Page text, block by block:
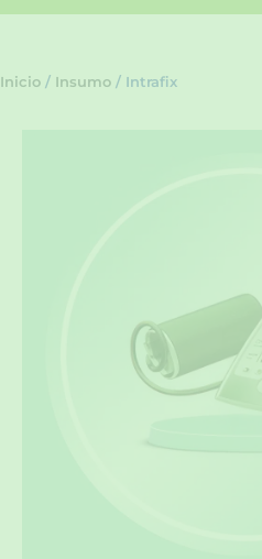
Inicio / Insumo / Intrafix